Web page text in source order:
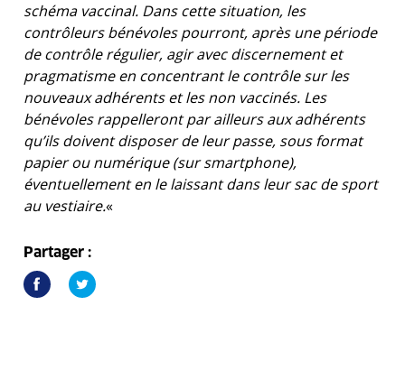
schéma vaccinal. Dans cette situation, les
contrôleurs bénévoles pourront, après une période
de contrôle régulier, agir avec discernement et
pragmatisme en concentrant le contrôle sur les
nouveaux adhérents et les non vaccinés. Les
bénévoles rappelleront par ailleurs aux adhérents
qu’ils doivent disposer de leur passe, sous format
papier ou numérique (sur smartphone),
éventuellement en le laissant dans leur sac de sport
au vestiaire.«
Partager :